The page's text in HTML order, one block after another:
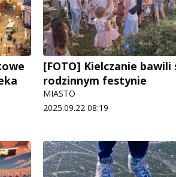
[FOTO] Kielczanie bawili
rodzinnym festynie
MIASTO
2025.09.22 08:19